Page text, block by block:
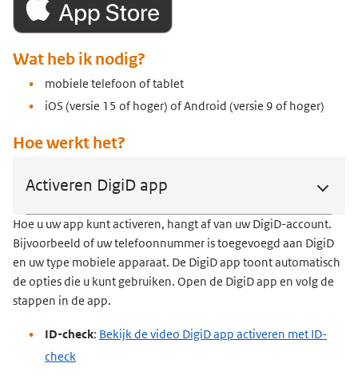
Wat heb ik nodig?
mobiele telefoon of tablet
iOS (versie 15 of hoger) of Android (versie 9 of hoger)
Hoe werkt het?
Activeren DigiD app
Hoe u uw app kunt activeren, hangt af van uw DigiD-account.
Bijvoorbeeld of uw telefoonnummer is toegevoegd aan DigiD
en uw type mobiele apparaat. De DigiD app toont automatisch
de opties die u kunt gebruiken. Open de DigiD app en volg de
stappen in de app.
ID-check: Bekijk de video DigiD app activeren met ID-
check